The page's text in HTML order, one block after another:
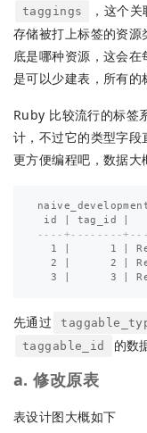
taggings
，这个
存储被打上标签的资源
底是哪种资源，这会
是可以少建表，所有的
Ruby 比较流行的标签
计，不过它的类型字段
更方便编程吧，数据大
id
tag_id
----+--------
1
1
2
2
3
3
先通过
taggable_id 的数
a. 修改原表
表设计图大概如下